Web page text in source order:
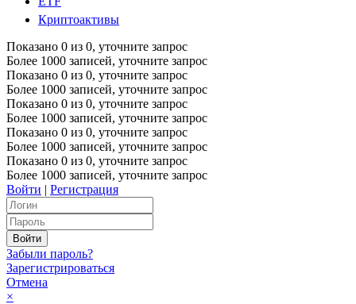
Криптоактивы
Показано 0 из 0, уточните запрос
Более 1000 записей, уточните запрос
Показано 0 из 0, уточните запрос
Более 1000 записей, уточните запрос
Показано 0 из 0, уточните запрос
Более 1000 записей, уточните запрос
Показано 0 из 0, уточните запрос
Более 1000 записей, уточните запрос
Показано 0 из 0, уточните запрос
Более 1000 записей, уточните запрос
Войти | Регистрация
Забыли пароль?
Зарегистрироваться
Отмена
×